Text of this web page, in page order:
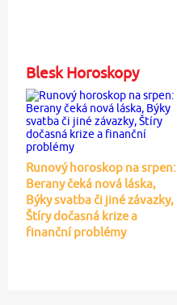
Blesk Horoskopy
Runový horoskop na srpen:
Berany čeká nová láska,
Býky svatba či jiné závazky,
Štíry dočasná krize a
finanční problémy